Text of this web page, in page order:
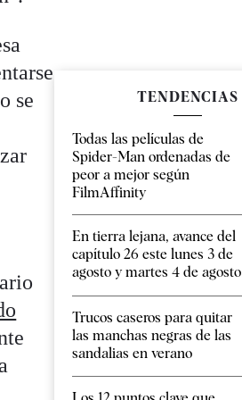
se
TENDENCIAS
Todas las películas de
Spider-Man ordenadas de
peor a mejor según
FilmAffinity
En tierra lejana, avance del
capítulo 26 este lunes 3 de
agosto y martes 4 de agosto
Trucos caseros para quitar
las manchas negras de las
sandalias en verano